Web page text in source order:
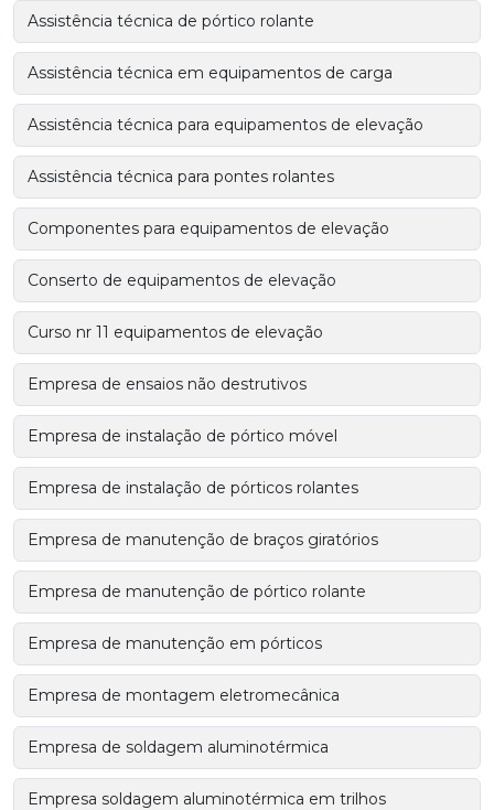
Assistência técnica de pórtico rolante
Assistência técnica em equipamentos de carga
Assistência técnica para equipamentos de elevação
Assistência técnica para pontes rolantes
Componentes para equipamentos de elevação
Conserto de equipamentos de elevação
Curso nr 11 equipamentos de elevação
Empresa de ensaios não destrutivos
Empresa de instalação de pórtico móvel
Empresa de instalação de pórticos rolantes
Empresa de manutenção de braços giratórios
Empresa de manutenção de pórtico rolante
Empresa de manutenção em pórticos
Empresa de montagem eletromecânica
Empresa de soldagem aluminotérmica
Empresa soldagem aluminotérmica em trilhos